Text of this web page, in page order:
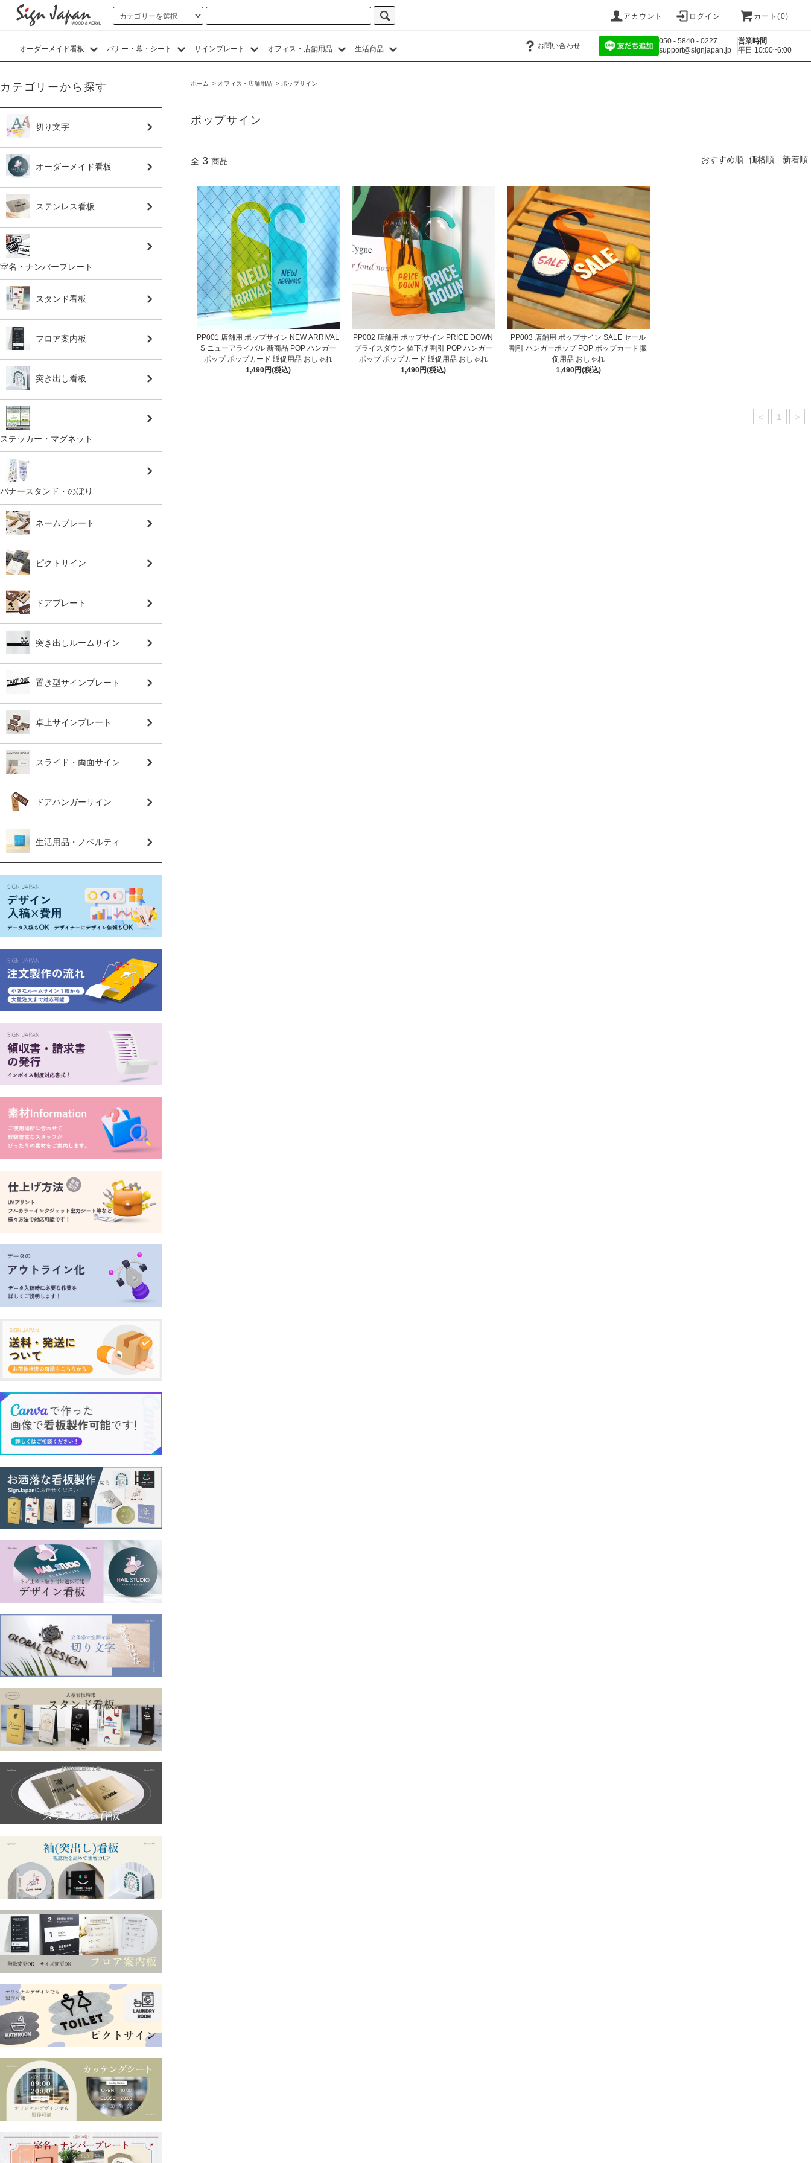
アカウント ログイン カート(0)
オーダーメイド看板 バナー・幕・シート サインプレート オフィス・店舗用品 生活商品 お問い合わせ
050 - 5840 - 0227
support@signjapan.jp
営業時間
平日 10:00~6:00
ホーム > オフィス・店舗用品 > ポップサイン
ポップサイン
全 3 商品 おすすめ順 価格順 新着順
PP001 店舗用 ポップサイン NEW ARRIVAL
S ニューアライバル 新商品 POP ハンガー
ポップ ポップカード 販促用品 おしゃれ
1,490円(税込)
PP002 店舗用 ポップサイン PRICE DOWN
プライスダウン 値下げ 割引 POP ハンガー
ポップ ポップカード 販促用品 おしゃれ
1,490円(税込)
PP003 店舗用 ポップサイン SALE セール
割引 ハンガーポップ POP ポップカード 販
促用品 おしゃれ
1,490円(税込)
< 1 >
カテゴリーから探す
切り文字
オーダーメイド看板
ステンレス看板
室名・ナンバープレート
スタンド看板
フロア案内板
突き出し看板
ステッカー・マグネット
バナースタンド・のぼり
ネームプレート
ピクトサイン
ドアプレート
突き出しルームサイン
置き型サインプレート
卓上サインプレート
スライド・両面サイン
ドアハンガーサイン
生活用品・ノベルティ